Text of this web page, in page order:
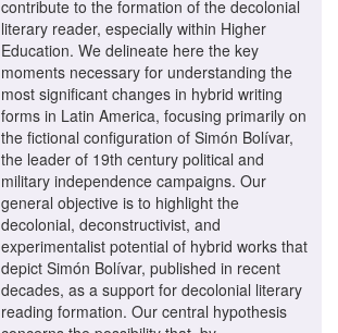
contribute to the formation of the decolonial
literary reader, especially within Higher
Education. We delineate here the key
moments necessary for understanding the
most significant changes in hybrid writing
forms in Latin America, focusing primarily on
the fictional configuration of Simón Bolívar,
the leader of 19th century political and
military independence campaigns. Our
general objective is to highlight the
decolonial, deconstructivist, and
experimentalist potential of hybrid works that
depict Simón Bolívar, published in recent
decades, as a support for decolonial literary
reading formation. Our central hypothesis